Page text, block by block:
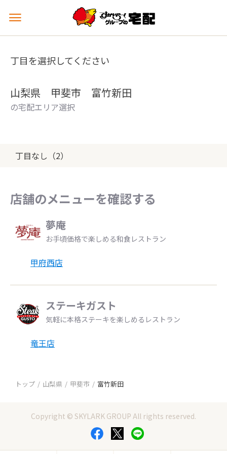
メ
ュ
を
丁目を選択してください
山梨県 甲斐市 富竹新田
の宅配エリア選択
丁目なし（2）
店舗のメニューを確認する
夢庵
お手頃価格で楽しめる和食レストラン
甲府西店
ステーキガスト
気軽に本格ステーキを楽しめるレストラン
竜王店
トップ 山梨県 甲斐市 富竹新田
Copyright © SKYLARK GROUP All rights reserved.